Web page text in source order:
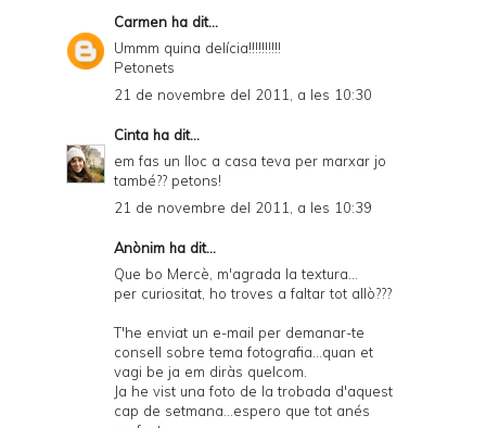
Carmen ha dit...
Ummm quina delícia!!!!!!!!!!
Petonets
21 de novembre del 2011, a les 10:30
Cinta ha dit...
em fas un lloc a casa teva per marxar jo
també?? petons!
21 de novembre del 2011, a les 10:39
Anònim ha dit...
Que bo Mercè, m'agrada la textura...
per curiositat, ho troves a faltar tot allò???
T'he enviat un e-mail per demanar-te
consell sobre tema fotografia...quan et
vagi be ja em diràs quelcom.
Ja he vist una foto de la trobada d'aquest
cap de setmana...espero que tot anés